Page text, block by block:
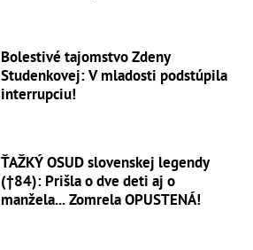
Bolestivé tajomstvo Zdeny
Studenkovej: V mladosti podstúpila
interrupciu!
ŤAŽKÝ OSUD slovenskej legendy
(†84): Prišla o dve deti aj o
manžela... Zomrela OPUSTENÁ!